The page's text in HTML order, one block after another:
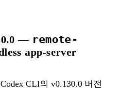
— remote-
app-server
CLI의 v0.130.0 버전